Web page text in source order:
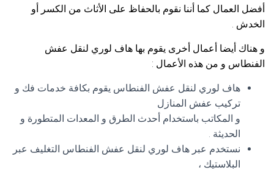
أفضل العمال كما أننا نقوم بالحفاظ على الأثاث من الكسر أو
الخدش .
و هناك أيضا أعمال أخرى يقوم بها هاف لوري لنقل عفش
الفنطاس و من هذه الأعمال :
هاف لوري لنقل عفش الفنطاس يقوم بكافة خدمات فك و
تركيب عفش المنازل
و المكاتب باستخدام أحدث الطرق و المعدات المتطورة و
الحديثة .
نستخدم عبر هاف لوري لنقل عفش الفنطاس التغليف عبر
البلاستيك ،